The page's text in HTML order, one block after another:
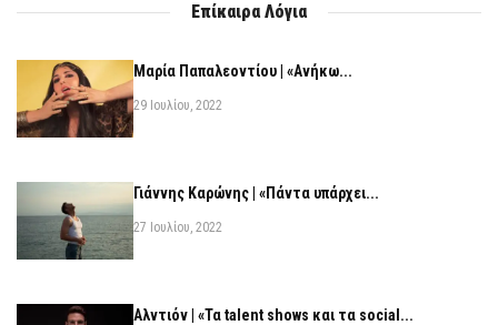
Επίκαιρα Λόγια
Μαρία Παπαλεοντίου | «Ανήκω...
29 Ιουλίου, 2022
Γιάννης Καρώνης | «Πάντα υπάρχει...
27 Ιουλίου, 2022
Αλντιόν | «Τα talent shows και τα social...